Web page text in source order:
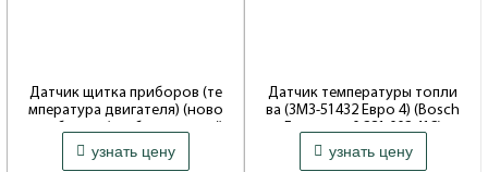
Датчик щитка приборов (те
мпература двигателя) (ново
двигатель) Уаз Хантер, Буха
нка (Автоприбор Владимир
1 600 ₽
узнать цену
Датчик температуры топли
ва (ЗМЗ-51432 Евро 4) (Bosch
Артикул: 412
1 700 ₽
узнать цену